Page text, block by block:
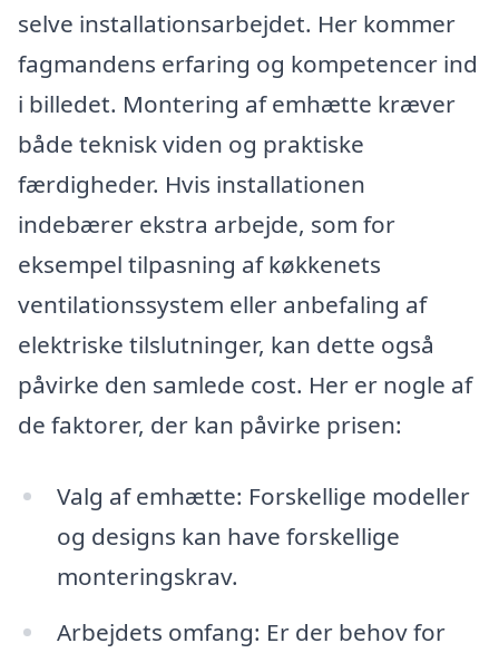
selve installationsarbejdet. Her kommer
fagmandens erfaring og kompetencer ind
i billedet. Montering af emhætte kræver
både teknisk viden og praktiske
færdigheder. Hvis installationen
indebærer ekstra arbejde, som for
eksempel tilpasning af køkkenets
ventilationssystem eller anbefaling af
elektriske tilslutninger, kan dette også
påvirke den samlede cost. Her er nogle af
de faktorer, der kan påvirke prisen:
Valg af emhætte: Forskellige modeller
og designs kan have forskellige
monteringskrav.
Arbejdets omfang: Er der behov for